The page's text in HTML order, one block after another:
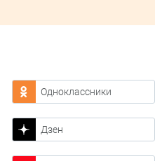
Одноклассники
Дзен